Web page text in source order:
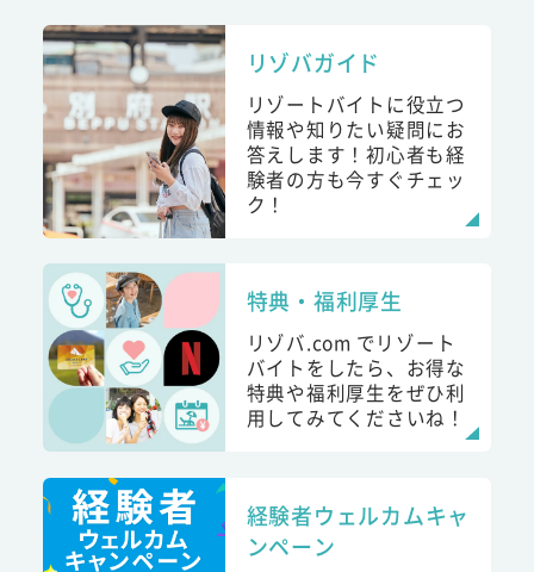
リゾバガイド
リゾートバイトに役立つ
情報や知りたい疑問にお
答えします！初心者も経
験者の方も今すぐチェッ
ク！
特典・福利厚生
リゾバ.com でリゾート
バイトをしたら、お得な
特典や福利厚生をぜひ利
用してみてくださいね！
経験者ウェルカムキャ
ンペーン